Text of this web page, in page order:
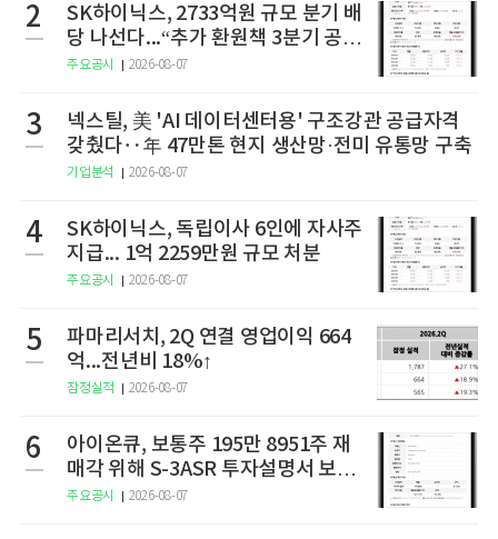
2
SK하이닉스, 2733억원 규모 분기 배
당 나선다...“추가 환원책 3분기 공
개”
주요공시 2026-08-07
3
넥스틸, 美 'AI 데이터센터용' 구조강관 공급자격
갖췄다‥年 47만톤 현지 생산망·전미 유통망 구축
기업분석 2026-08-07
4
SK하이닉스, 독립이사 6인에 자사주
지급... 1억 2259만원 규모 처분
주요공시 2026-08-07
5
파마리서치, 2Q 연결 영업이익 664
억...전년비 18%↑
잠정실적 2026-08-07
6
아이온큐, 보통주 195만 8951주 재
매각 위해 S-3ASR 투자설명서 보충
서 제출
주요공시 2026-08-07